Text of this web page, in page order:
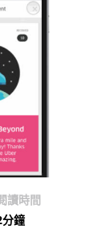
讀時間
鐘